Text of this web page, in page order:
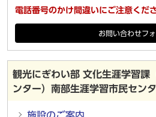
電話番号のかけ間違いにご注意くだ
お問い合わせフ
観光にぎわい部 文化生涯学習課
ンター）南部生涯学習市民セン